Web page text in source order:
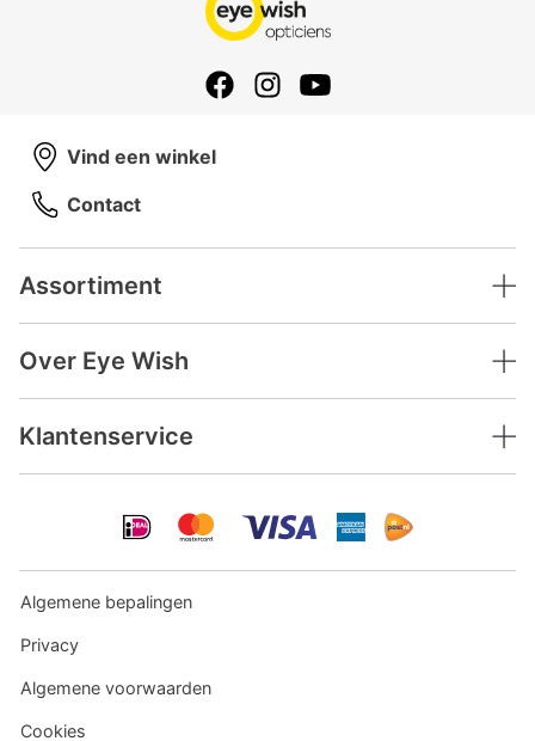
Assortiment
Over Eye Wish
Klantenservice
Vind een winkel
Contact
Algemene bepalingen
Privacy
Algemene voorwaarden
Cookies